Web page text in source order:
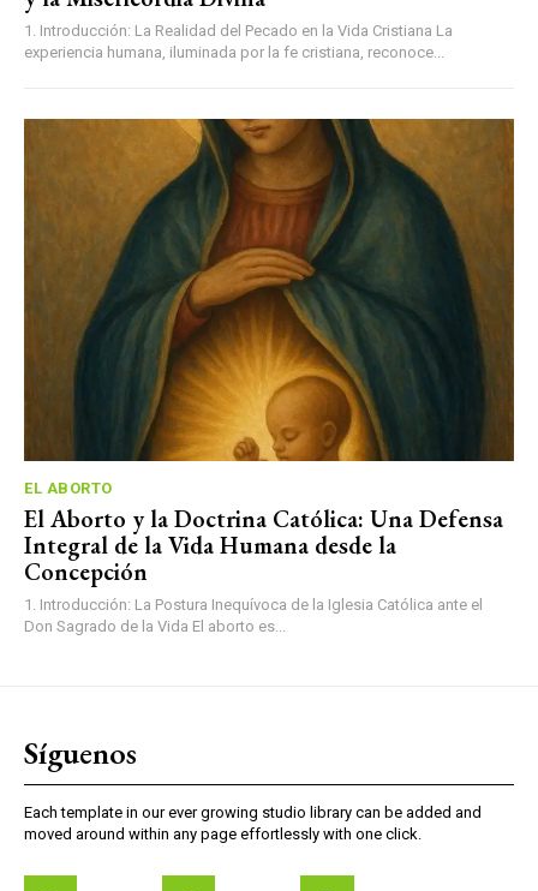
1. Introducción: La Realidad del Pecado en la Vida Cristiana La
experiencia humana, iluminada por la fe cristiana, reconoce...
EL ABORTO
El Aborto y la Doctrina Católica: Una Defensa
Integral de la Vida Humana desde la
Concepción
1. Introducción: La Postura Inequívoca de la Iglesia Católica ante el
Don Sagrado de la Vida El aborto es...
Síguenos
Each template in our ever growing studio library can be added and
moved around within any page effortlessly with one click.